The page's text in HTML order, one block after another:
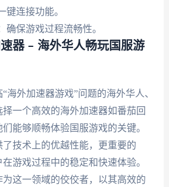
键连接功能。
确保游戏过程流畅性。
器 – 海外华人畅玩国服游
海外加速器游戏”问题的海外华人、
一个高效的海外加速器如番茄回
能够顺畅体验国服游戏的关键。
技术上的优越性能，更重要的
游戏过程中的稳定和快速体验。
这一领域的佼佼者，以其高效的